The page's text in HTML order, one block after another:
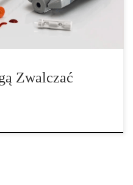
Zwalczać